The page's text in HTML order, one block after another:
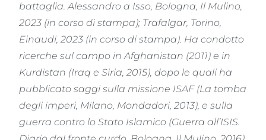
battaglia. Alessandro a Isso, Bologna, Il Mulino,
2023 (in corso di stampa); Trafalgar, Torino,
Einaudi, 2023 (in corso di stampa). Ha condotto
ricerche sul campo in Afghanistan (2011) e in
Kurdistan (Iraq e Siria, 2015), dopo le quali ha
pubblicato saggi sulla missione ISAF (La tomba
degli imperi, Milano, Mondadori, 2013), e sulla
guerra contro lo Stato Islamico (Guerra all’ISIS.